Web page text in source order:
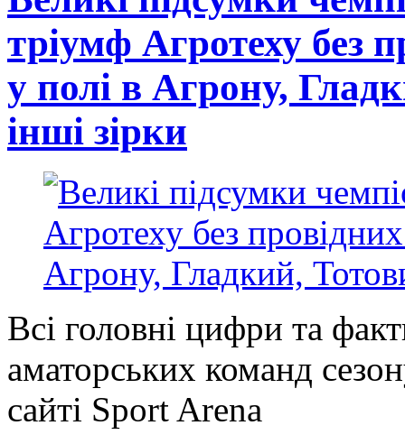
тріумф Агротеху без
у полі в Агрону,
інші зірки
Всі головні цифри та
аматорських команд
сайті Sport Arena